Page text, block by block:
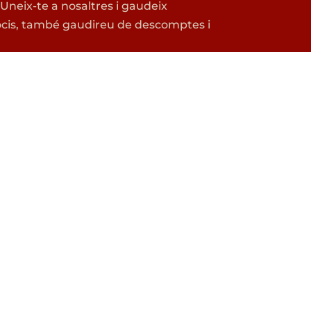
te a nosaltres i gaudeix
també gaudireu de descomptes i